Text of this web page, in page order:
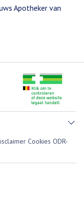
Apotheker van
Cookies ODR-